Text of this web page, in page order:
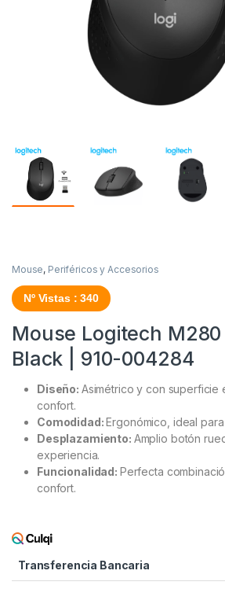
Mouse, Periféricos y Accesorios
Nº Vistas : 340
Mouse Logitech
Black | 910-004284
Diseño: Asimétrico y con superficie
confort.
Comodidad:Ergonómico, ideal para
Desplazamiento: Amplio botón
experiencia.
Funcionalidad: Perfecta
confort.
Transferencia Bancaria